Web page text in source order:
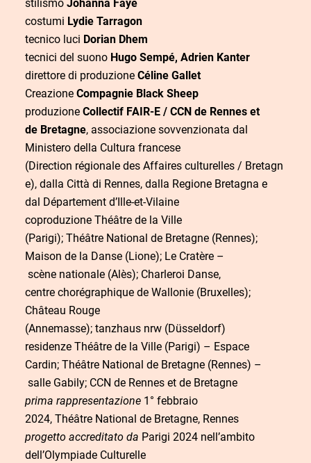
stilismo Johanna Faye
costumi Lydie Tarragon
tecnico luci Dorian Dhem
tecnici del suono Hugo Sempé, Adrien Kanter
direttore di produzione Céline Gallet
Creazione Compagnie Black Sheep
produzione Collectif FAIR-E / CCN de Rennes et
de Bretagne, associazione sovvenzionata dal
Ministero della Cultura francese
(Direction régionale des Affaires culturelles / Bretagn
e), dalla Città di Rennes, dalla Regione Bretagna e
dal Département d’Ille-et-Vilaine
coproduzione Théâtre de la Ville
(Parigi); Théâtre National de Bretagne (Rennes);
Maison de la Danse (Lione); Le Cratère –
scène nationale (Alès); Charleroi Danse,
centre chorégraphique de Wallonie (Bruxelles);
Château Rouge
(Annemasse); tanzhaus nrw (Düsseldorf)
residenze Théâtre de la Ville (Parigi) – Espace
Cardin; Théâtre National de Bretagne (Rennes) –
salle Gabily; CCN de Rennes et de Bretagne
prima rappresentazione 1° febbraio
2024, Théâtre National de Bretagne, Rennes
progetto accreditato da Parigi 2024 nell’ambito
dell’Olympiade Culturelle